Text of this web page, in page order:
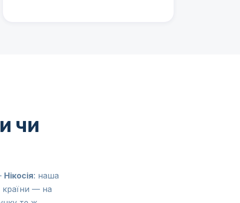
чи
Нікосія: наша
країни — на